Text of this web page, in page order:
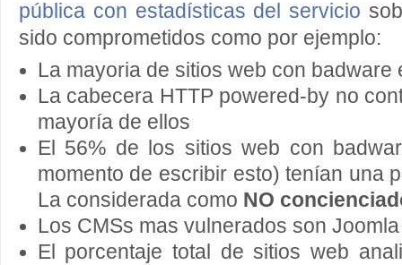
pública con estadísticas del servicio
sido comprometidos como por ejemplo:
La mayoria de sitios web con badware
La cabecera HTTP powered-by no
mayoría de ellos
El 56% de los sitios web con
momento de escribir esto) tenían una
La considerada como NO
Los CMSs mas vulnerados son
El porcentaje total de sitios web